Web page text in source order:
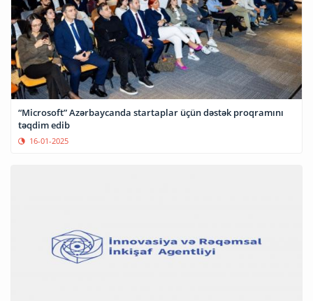
“Microsoft” Azərbaycanda startaplar üçün dəstək proqramını
təqdim edib
16-01-2025